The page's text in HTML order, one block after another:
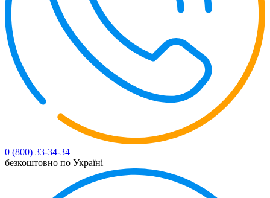
0 (800) 33-34-34
безкоштовно по Україні